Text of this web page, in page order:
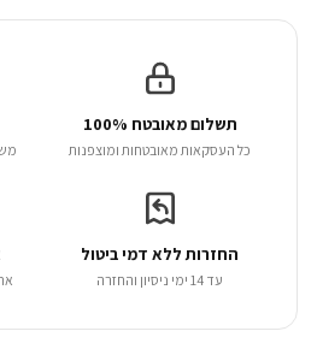
תשלום מאובטח 100%
כל העסקאות מאובטחות ומוצפנות
החזרות ללא דמי ביטול
עד 14 ימי ניסיון והחזרה